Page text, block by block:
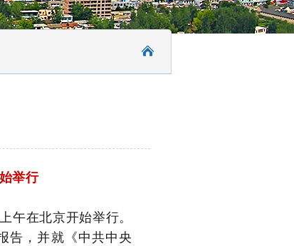
举行
午在北京开始举行。
告，并就《中共中央